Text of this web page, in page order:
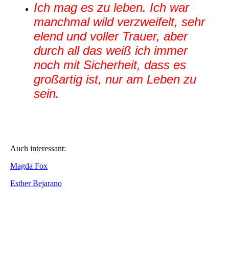
Ich mag es zu leben. Ich war
manchmal wild verzweifelt, sehr
elend und voller Trauer, aber
durch all das weiß ich immer
noch mit Sicherheit, dass es
großartig ist, nur am Leben zu
sein.
Auch interessant:
Magda Fox
Esther Bejarano